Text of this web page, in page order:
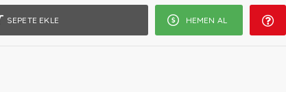
SEPETE EKLE HEMEN AL